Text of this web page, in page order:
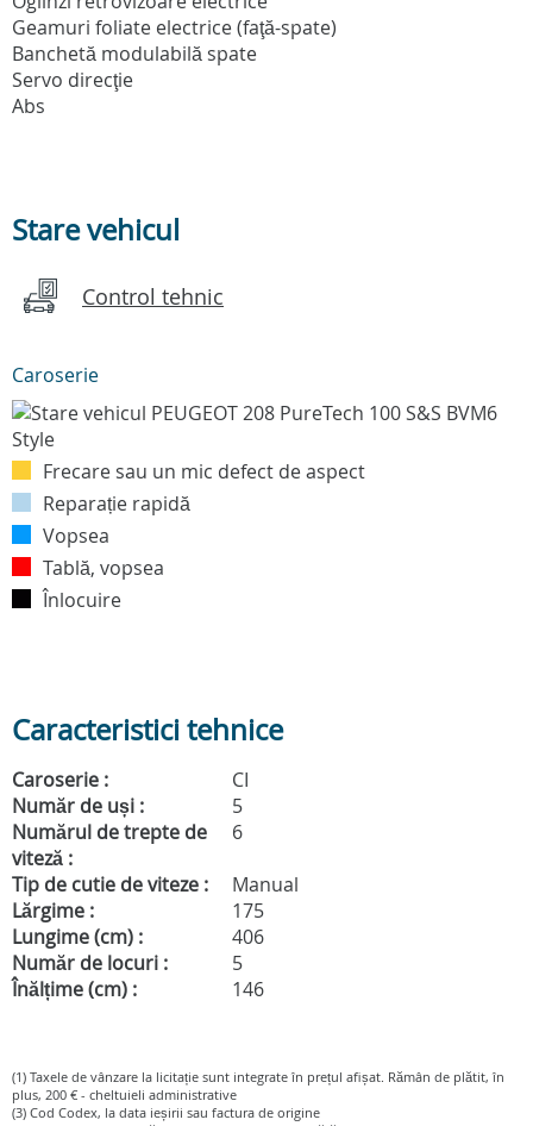
Geamuri foliate electrice (faţă-spate)
Banchetă modulabilă spate
Servo direcţie
Abs
Stare vehicul
Control tehnic
Caroserie
Frecare sau un mic defect de aspect
Reparație rapidă
Vopsea
Tablă, vopsea
Înlocuire
Caracteristici tehnice
Caroserie :
CI
Număr de uși :
5
Numărul de trepte de
viteză :
6
Tip de cutie de viteze :
Manual
Lărgime :
175
Lungime (cm) :
406
Număr de locuri :
5
Înălțime (cm) :
146
(1) Taxele de vânzare la licitație sunt integrate în prețul afișat. Rămân de plătit, în
plus, 200 € - cheltuieli administrative
(3) Cod Codex, la data ieșirii sau factura de origine